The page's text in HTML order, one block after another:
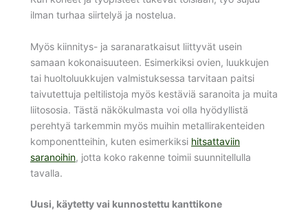
ilman turhaa siirtelyä ja nostelua.
Myös kiinnitys- ja saranaratkaisut liittyvät usein
samaan kokonaisuuteen. Esimerkiksi ovien, luukkujen
tai huoltoluukkujen valmistuksessa tarvitaan paitsi
taivutettuja peltilistoja myös kestäviä saranoita ja muita
liitososia. Tästä näkökulmasta voi olla hyödyllistä
perehtyä tarkemmin myös muihin metallirakenteiden
komponentteihin, kuten esimerkiksi hitsattaviin
saranoihin, jotta koko rakenne toimii suunnitellulla
tavalla.
Uusi, käytetty vai kunnostettu kanttikone